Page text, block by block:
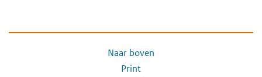
Naar boven
Print